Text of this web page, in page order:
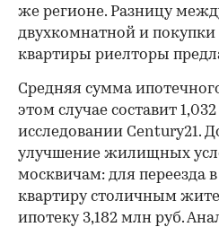
же регионе. Разницу
двухкомнатной и
квартиры риелторы
Средняя сумма
этом случае составит
исследовании Century21.
улучшение жилищных
москвичам: для переезда
квартиру столичным
ипотеку 3,182 млн руб.